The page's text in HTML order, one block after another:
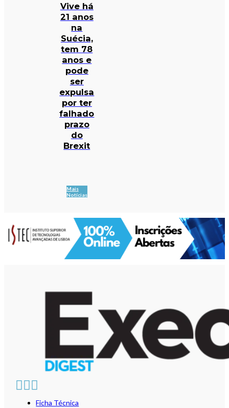
Vive há
21 anos
na
Suécia,
tem 78
anos e
pode
ser
expulsa
por ter
falhado
prazo
do
Brexit
Mais
Notícias
Ficha Técnica